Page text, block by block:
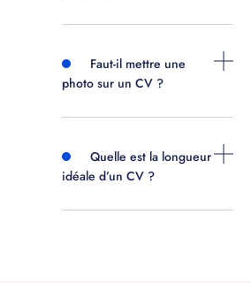
Faut-il mettre une
photo sur un CV ?
Quelle est la longueur
idéale d’un CV ?